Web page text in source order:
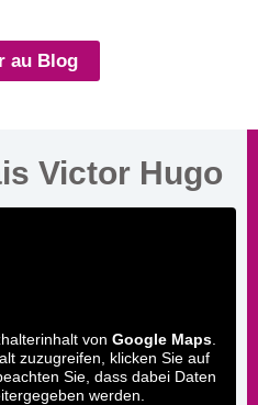
au Blog
Victor Hugo
von Google Maps
zuzugreifen, klicken Sie auf
Sie, dass dabei Daten
werden.